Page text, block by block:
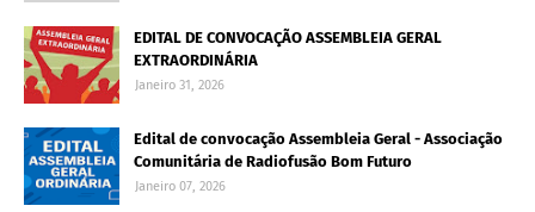
EDITAL DE CONVOCAÇÃO ASSEMBLEIA GERAL
EXTRAORDINÁRIA
Janeiro 31, 2026
Edital de convocação Assembleia Geral - Associação
Comunitária de Radiofusão Bom Futuro
Janeiro 07, 2026